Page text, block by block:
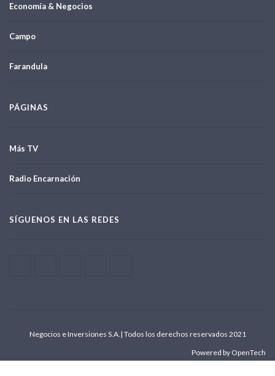
Economía & Negocios
Campo
Farandula
PÁGINAS
Más TV
Radio Encarnación
SÍGUENOS EN LAS REDES
Negocios e Inversiones S.A.| Todos los derechos reservados 2021
Powered by OpenTech